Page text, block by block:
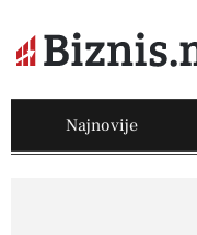
Najnovije